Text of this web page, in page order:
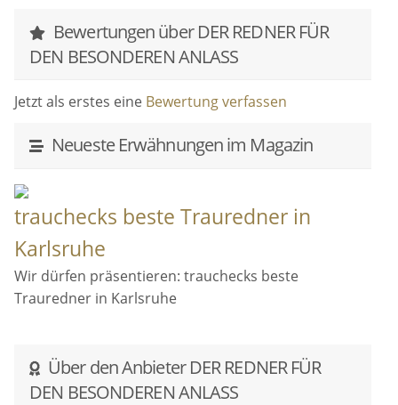
ganze Pfälzer Lebensart gibt, welche eine Kultur des
Genießens und Feierns ist.
Bewertungen über DER REDNER FÜR
DEN BESONDEREN ANLASS
Jetzt als erstes eine Bewertung verfassen
Neueste Erwähnungen im Magazin
trauchecks beste Trauredner in
Karlsruhe
Wir dürfen präsentieren: trauchecks beste
Trauredner in Karlsruhe
Über den Anbieter DER REDNER FÜR
DEN BESONDEREN ANLASS